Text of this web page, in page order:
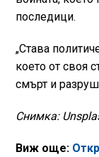
последици.
„Става
което от своя
смърт и
Снимка:
Виж още: